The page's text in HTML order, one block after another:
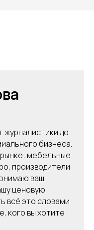
журналистики до
бизнеса.
мебельные
производители
ваш
ценовую
всё это словами
кого вы хотите